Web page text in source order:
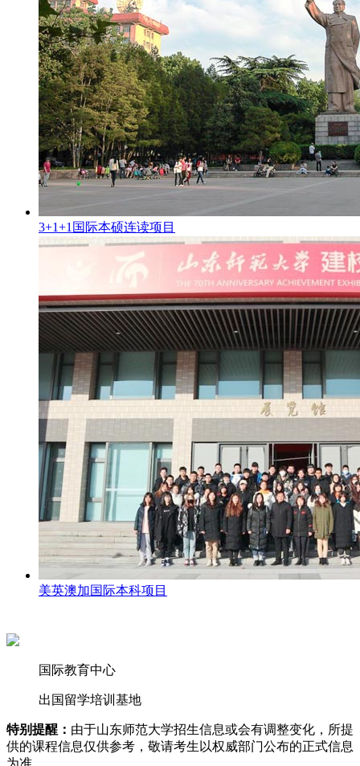
3+1+1国际本硕连读项目
美英澳加国际本科项目
国际教育中心
出国留学培训基地
特别提醒： 由于山东师范大学招生信息或会有调整变化，所提
供的课程信息仅供参考，敬请考生以权威部门公布的正式信息
为准。